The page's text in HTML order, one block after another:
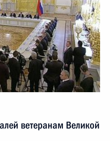
ветеранам Великой